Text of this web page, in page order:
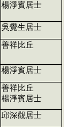
楊淨賓居士
吳覺生居士
善祥比丘
楊淨賓居士
善祥比丘
楊淨賓居士
邱深觀居士